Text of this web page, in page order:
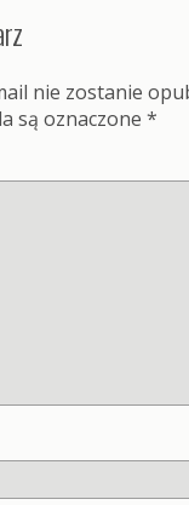
nie zostanie
są oznaczone *